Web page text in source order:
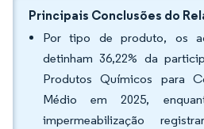
Principais Conclusões do
Por tipo de produto, os
detinham 36,22% da
Produtos Químicos para
Médio em 2025,
impermeabilização